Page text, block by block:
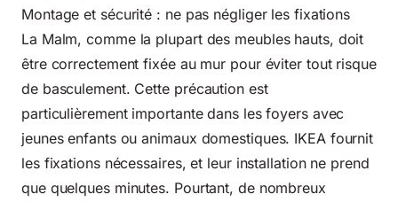
Montage et sécurité : ne pas négliger les fixations
La Malm, comme la plupart des meubles hauts, doit
être correctement fixée au mur pour éviter tout risque
de basculement. Cette précaution est
particulièrement importante dans les foyers avec
jeunes enfants ou animaux domestiques. IKEA fournit
les fixations nécessaires, et leur installation ne prend
que quelques minutes. Pourtant, de nombreux